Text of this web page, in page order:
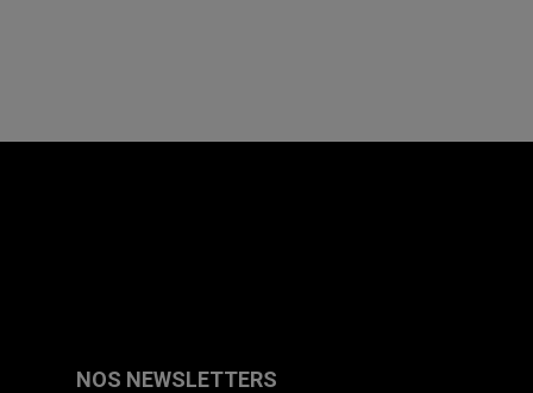
NOS NEWSLETTERS